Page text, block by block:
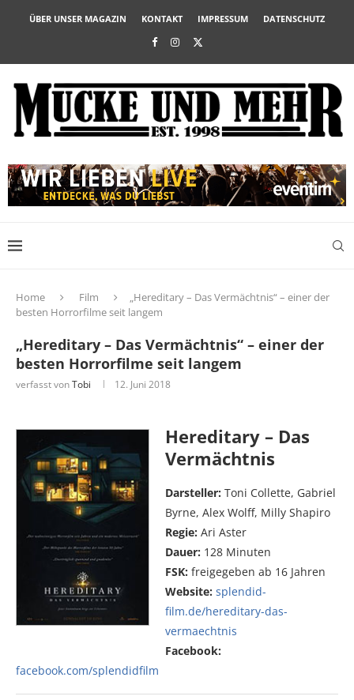
ÜBER UNSER MAGAZIN KONTAKT IMPRESSUM DATENSCHUTZ
Home Film
„Hereditary – Das Vermächtnis“ – einer der
besten Horrorfilme seit langem
„Hereditary – Das Vermächtnis“ – einer der
besten Horrorfilme seit langem
verfasst vonTobi 12. Juni 2018
Hereditary – Das
Vermächtnis
Darsteller: Toni Collette, Gabriel
Byrne, Alex Wolff, Milly Shapiro
Regie: Ari Aster
Dauer: 128 Minuten
FSK: freigegeben ab 16 Jahren
Website: splendid-
film.de/hereditary-das-
vermaechtnis
Facebook:
facebook.com/splendidfilm